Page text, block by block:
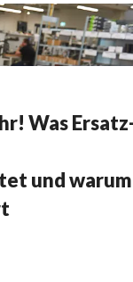
Was
und warum